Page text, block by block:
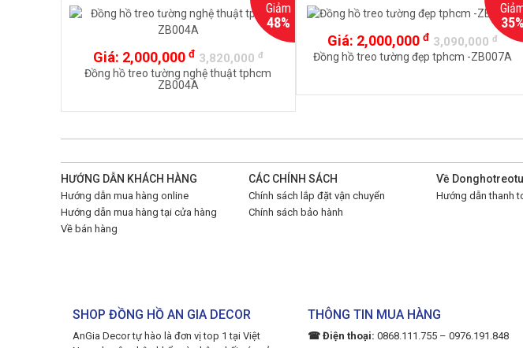
Giảm
48%
Giá: 2,000,000 đ 3,820,000 đ
Đồng hồ treo tường nghệ thuật tphcm
ZB004A
35%
Giá: 2,000,000đ 3,090,000đ
Đồng hồ treo tường đẹp tphcm -ZB007A
HƯỚNG DẪN KHÁCH HÀNG
Hướng dẫn mua hàng online
Hướng dẫn mua hàng tại cửa hàng
Về bán hàng
CÁC CHÍNH SÁCH
Chính sách lắp đặt vận chuyển
Chính sách bảo hành
Về
Hướng dẫn thanh
SHOP ĐỒNG HỒ AN GIA DECOR
AnGia Decor tự hào là đơn vị top 1 tại Việt
THÔNG TIN MUA HÀNG
☎ Điện thoại: 0868.111.755 – 0976.191.848